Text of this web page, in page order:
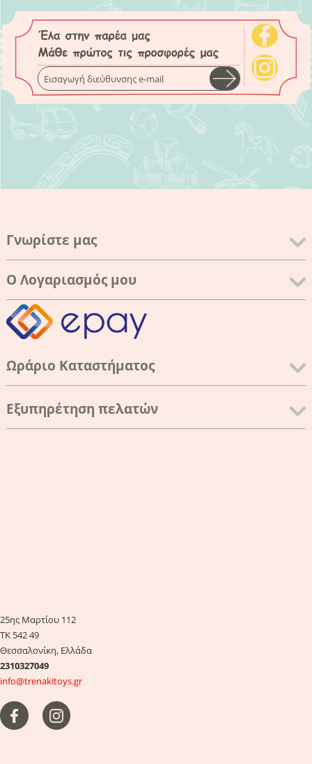
Γνωρίστε μας
Ο Λογαριασμός μου
Ωράριο Καταστήματος
Εξυπηρέτηση πελατών
25ης Μαρτίου 112
ΤΚ 542 49
Θεσσαλονίκη, Ελλάδα
2310327049
info@trenakitoys.gr